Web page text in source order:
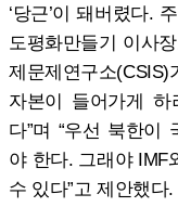
‘당근’이 돼버렸다.
도평화만들기 이사
제문제연구소
자본이 들어가게
다”며 “우선 북한이
야 한다. 그래야 IMF
수 있다”고 제안했다.